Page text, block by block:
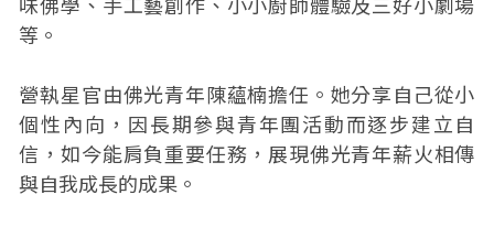
等。
營執星官由佛光青年陳蘊楠擔任。她分享自己從小
個性內向，因長期參與青年團活動而逐步建立自
信，如今能肩負重要任務，展現佛光青年薪火相傳
與自我成長的成果。